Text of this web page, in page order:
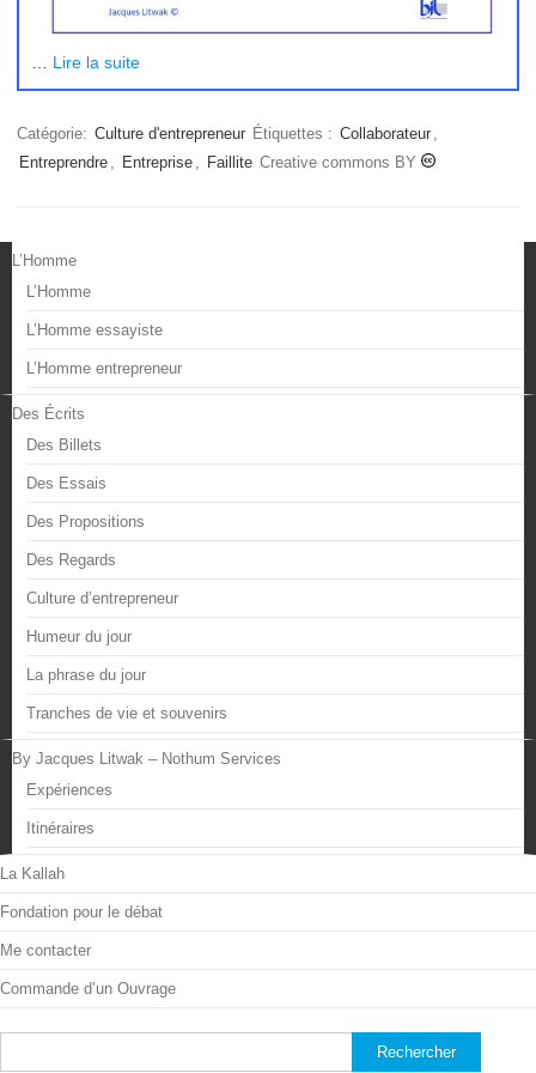
Lire la suite
Catégorie: Culture d'entrepreneur Étiquettes : Collaborateur
Entreprendre
Entreprise Faillite Creative commons BY
L’Homme
L’Homme
L’Homme essayiste
L’Homme entrepreneur
Des Écrits
Des Billets
Des Essais
Des Propositions
Des Regards
Culture d’entrepreneur
Humeur du jour
La phrase du jour
Tranches de vie et souvenirs
By Jacques Litwak – Nothum Services
Expériences
Itinéraires
La Kallah
Fondation pour le débat
Me contacter
Commande d’un Ouvrage